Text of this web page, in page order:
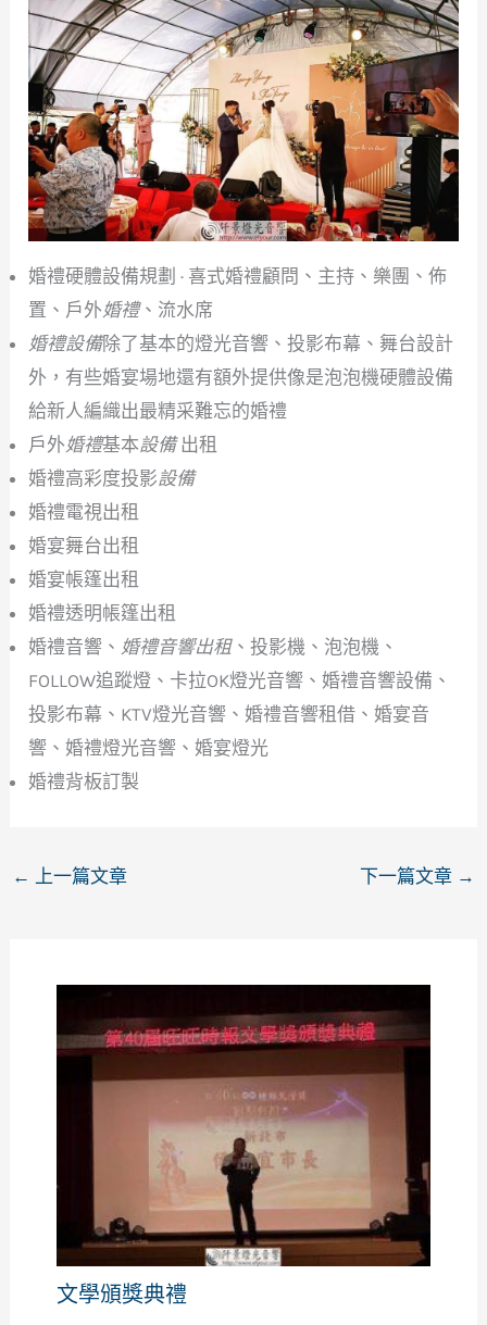
婚禮硬體設備規劃 · 喜式婚禮顧問、主持、樂團、佈
置、戶外婚禮、流水席
婚禮設備除了基本的燈光音響、投影布幕、舞台設計
外，有些婚宴場地還有額外提供像是泡泡機硬體設備
給新人編織出最精采難忘的婚禮
戶外婚禮基本設備出租
婚禮高彩度投影設備
婚禮電視出租
婚宴舞台出租
婚宴帳篷出租
婚禮透明帳篷出租
婚禮音響、 婚禮音響出租、投影機、泡泡機、
FOLLOW追蹤燈、卡拉OK燈光音響、婚禮音響設備、
投影布幕、KTV燈光音響、婚禮音響租借、婚宴音
響、婚禮燈光音響、婚宴燈光
婚禮背板訂製
← 上一篇文章 下一篇文章 →
文學頒獎典禮